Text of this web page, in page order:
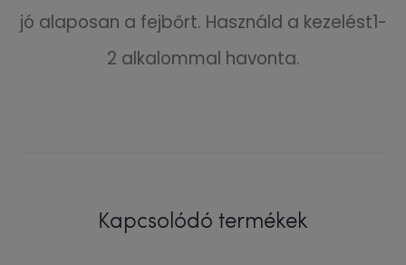
jó alaposan a fejbőrt. Használd a kezelést1-
2 alkalommal havonta.
Kapcsolódó termékek